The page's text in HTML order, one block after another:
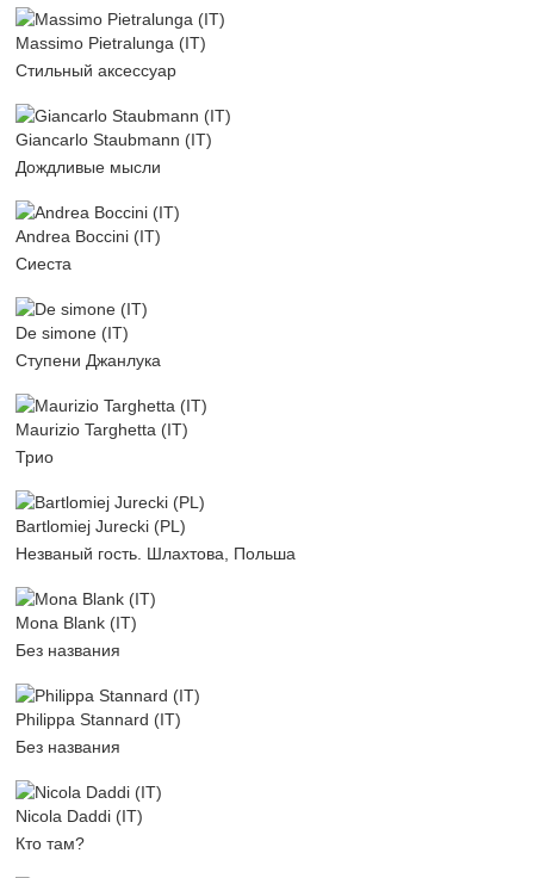
Massimo Pietralunga (IT)
Стильный аксессуар
Giancarlo Staubmann (IT)
Дождливые мысли
Andrea Boccini (IT)
Сиеста
De simone (IT)
Ступени Джанлука
Maurizio Targhetta (IT)
Трио
Bartlomiej Jurecki (PL)
Незваный гость. Шлахтова, Польша
Mona Blank (IT)
Без названия
Philippa Stannard (IT)
Без названия
Nicola Daddi (IT)
Кто там?